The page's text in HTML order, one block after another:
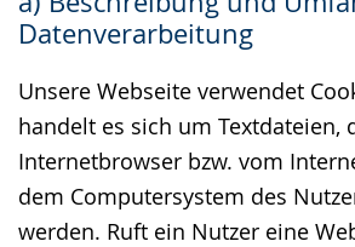
Datenverarbeitung
Unsere Webseite verwendet
handelt es sich um Textdateien,
Internetbrowser bzw. vom
dem Computersystem des
werden. Ruft ein Nutzer eine
wechseln.
Deutscher
wird
angezeigt.